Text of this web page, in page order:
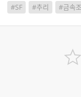
#SF #추리 #금속